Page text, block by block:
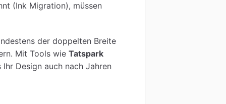
(Ink Migration), müssen
der doppelten Breite
Mit Tools wie Tatspark
Design auch nach Jahren